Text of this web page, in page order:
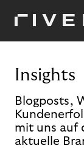
Insights
Blogposts,
mit uns auf
aktuelle